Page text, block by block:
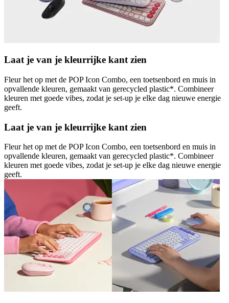
Laat je van je kleurrijke kant zien
Fleur het op met de POP Icon Combo, een toetsenbord en muis in
opvallende kleuren, gemaakt van gerecycled plastic*. Combineer
kleuren met goede vibes, zodat je set-up je elke dag nieuwe energie
geeft.
Laat je van je kleurrijke kant zien
Fleur het op met de POP Icon Combo, een toetsenbord en muis in
opvallende kleuren, gemaakt van gerecycled plastic*. Combineer
kleuren met goede vibes, zodat je set-up je elke dag nieuwe energie
geeft.